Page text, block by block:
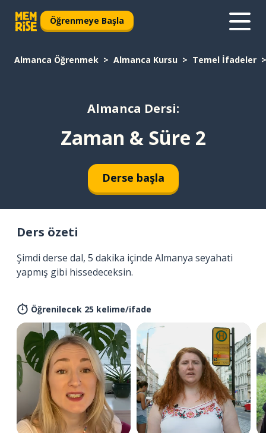
Öğrenmeye Başla
Almanca Öğrenmek Almanca Kursu Temel İfadeler
Almanca Dersi:
Zaman & Süre 2
Derse başla
Ders özeti
Şimdi derse dal, 5 dakika içinde Almanya seyahati
yapmış gibi hissedeceksin.
Öğrenilecek 25 kelime/ifade